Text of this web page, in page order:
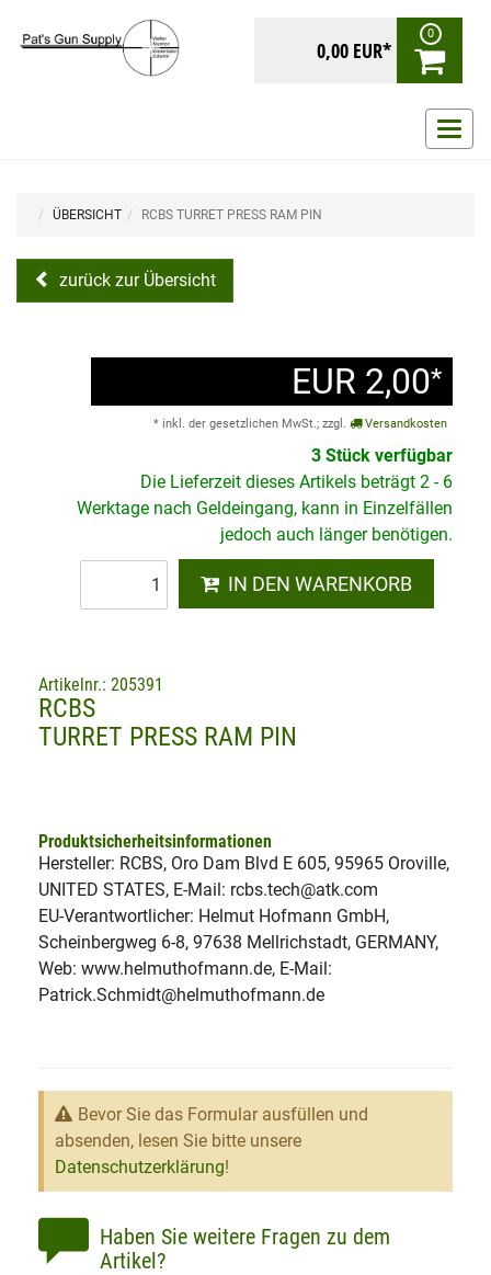
0,00 EUR*
0
ein-/
ÜBERSICHT RCBS TURRET PRESS RAM PIN
zurück zur Übersicht
EUR 2,00*
* inkl. der gesetzlichen MwSt.; zzgl. Versandkosten
3 Stück verfügbar
Die Lieferzeit dieses Artikels beträgt 2 - 6
Werktage nach Geldeingang, kann in Einzelfällen
jedoch auch länger benötigen.
IN DEN WARENKORB
Artikelnr.: 205391
RCBS
TURRET PRESS RAM PIN
Produktsicherheitsinformationen
Hersteller: RCBS, Oro Dam Blvd E 605, 95965 Oroville,
UNITED STATES, E-Mail: rcbs.tech@atk.com
EU-Verantwortlicher: Helmut Hofmann GmbH,
Scheinbergweg 6-8, 97638 Mellrichstadt, GERMANY,
Web: www.helmuthofmann.de, E-Mail:
Patrick.Schmidt@helmuthofmann.de
Bevor Sie das Formular ausfüllen und
absenden, lesen Sie bitte unsere
Datenschutzerklärung!
Haben Sie weitere Fragen zu dem
Artikel?